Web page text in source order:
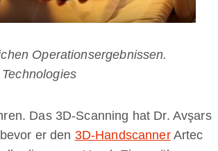
Operationsergebnissen.
Das 3D-Scanning hat Dr. Avşars
er den 3D-HandscannerArtec